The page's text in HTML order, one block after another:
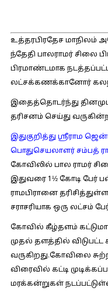
உத்தரபிரதேச மாநிலம்
ந்தேதி பாலராமர் சிலை
பிரமாண்டமாக
லட்சக்கணக்கானோர்
இதைத்தொடர்ந்து
தரிசனம் செய்து
இதுகுறித்து ஸ்ரீராம
பொதுசெயலாளர் சம்பத்
கோவிலில் பால ராமர்
இதுவரை 1½ கோடி பேர்
ராமபிரானை
சராசரியாக ஒரு லட்சம்
கோவில் கீழ்தளம்
முதல் தளத்தில்
வருகிறது.கோவிலை
விரைவில் கட்டி
மரக்கன்றுகள்